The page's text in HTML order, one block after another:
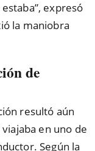
expresó
la maniobra
de
resultó aún
en uno de
Según la